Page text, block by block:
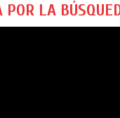
POR LA